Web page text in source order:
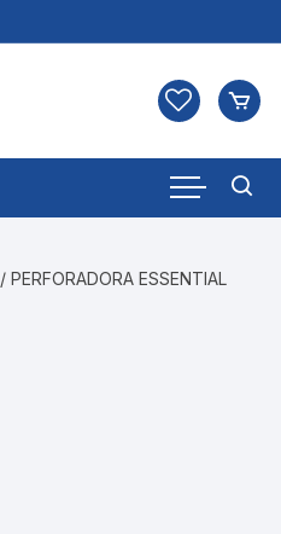
/ PERFORADORA ESSENTIAL